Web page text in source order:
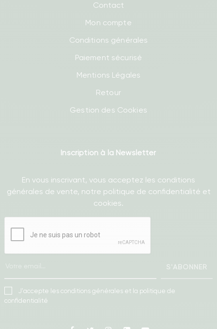
Contact
Mon compte
Conditions générales
Paiement sécurisé
Mentions Légales
Retour
Gestion des Cookies
Inscription à la Newsletter
En vous inscrivant, vous acceptez les conditions
générales de vente, notre politique de confidentialité et
cookies.
S'ABONNER
J'accepte les conditions générales et la politique de
confidentialité